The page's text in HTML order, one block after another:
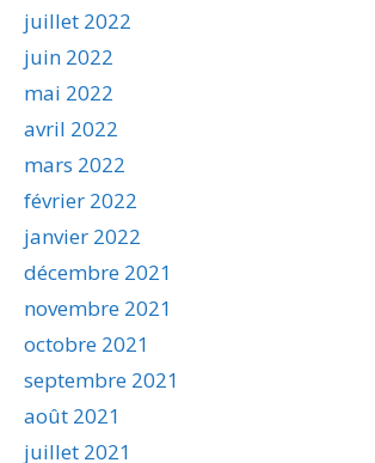
juillet 2022
juin 2022
mai 2022
avril 2022
mars 2022
février 2022
janvier 2022
décembre 2021
novembre 2021
octobre 2021
septembre 2021
août 2021
juillet 2021